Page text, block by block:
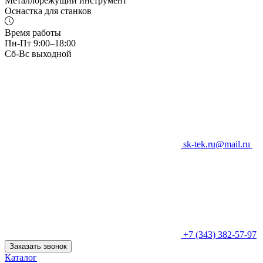
Оснастка для станков
Время работы
Пн-Пт 9:00–18:00
Сб-Вс выходной
sk-tek.ru@mail.ru
+7 (343) 382-57-97
Заказать звонок
Каталог